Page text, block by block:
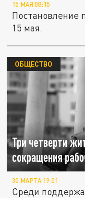
15 МАЯ 08:15
Постановление
15 мая.
Три четверти
сокращения
ОБЩЕСТВО
30 МАРТА 19:01
Среди